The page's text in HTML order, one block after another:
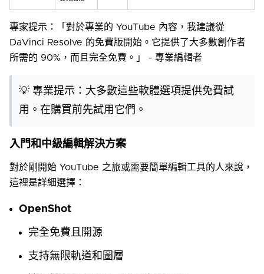
專家提示：「對於專業的 YouTube 內容，我建議從
DaVinci Resolve 的免費版開始。它提供了大多數創作者
所需的 90%，而且完全免費。」 - 專業編輯者
💡 專業提示：大多數這些軟體選項提供免費試
用。在購買前先試用它們。
入門和中級編輯解決方案
對於剛開始 YouTube 之旅或需要簡單編輯工具的人來說，
這裡是詳細選擇：
OpenShot
完全免費且開源
支持無限軌道和圖層